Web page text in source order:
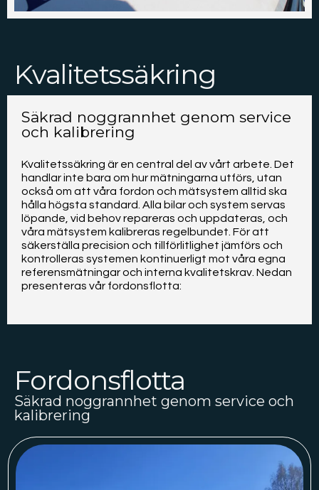
Kvalitetssäkring
Säkrad noggrannhet genom service
och kalibrering
Kvalitetssäkring är en central del av vårt arbete. Det
handlar inte bara om hur mätningarna utförs, utan
också om att våra fordon och mätsystem alltid ska
hålla högsta standard. Alla bilar och system servas
löpande, vid behov repareras och uppdateras, och
våra mätsystem kalibreras regelbundet. För att
säkerställa precision och tillförlitlighet jämförs och
kontrolleras systemen kontinuerligt mot våra egna
referensmätningar och interna kvalitetskrav. Nedan
presenteras vår fordonsflotta:
Fordonsflotta
Säkrad noggrannhet genom service och
kalibrering